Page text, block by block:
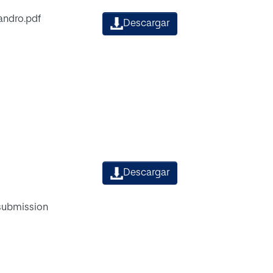
Descargar
Descargar